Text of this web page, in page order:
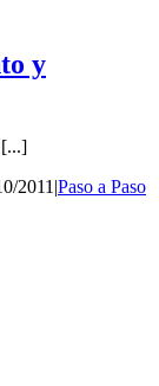
y
[...]
2011 |Paso a Paso